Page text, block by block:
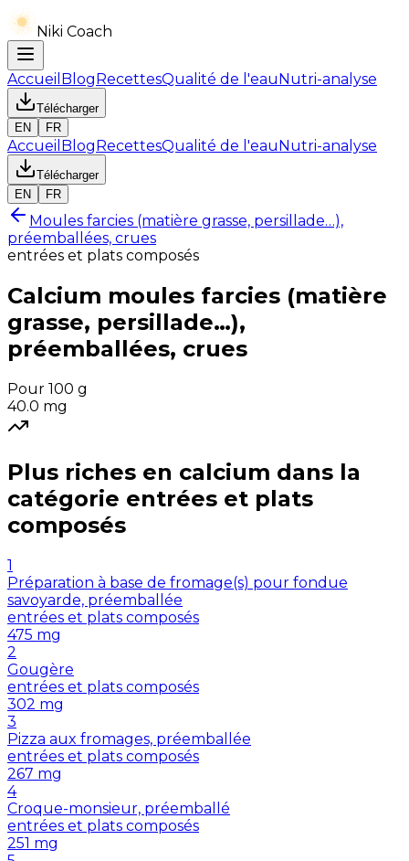
Niki Coach
Accueil BlogRecettesQualité de l'eauNutri-analyse
Télécharger
EN
FR
Accueil BlogRecettesQualité de l'eauNutri-analyse
Télécharger
EN
FR
Moules farcies (matière grasse, persillade…),
préemballées, crues
entrées et plats composés
Calcium moules farcies (matière
grasse, persillade…),
préemballées, crues
Pour 100 g
40.0 mg
Plus riches en calcium dans la
catégorie entrées et plats
composés
1
Préparation à base de fromage(s) pour fondue
savoyarde, préemballée
entrées et plats composés
475 mg
2
Gougère
entrées et plats composés
302 mg
3
Pizza aux fromages, préemballée
entrées et plats composés
267 mg
4
Croque-monsieur, préemballé
entrées et plats composés
251 mg